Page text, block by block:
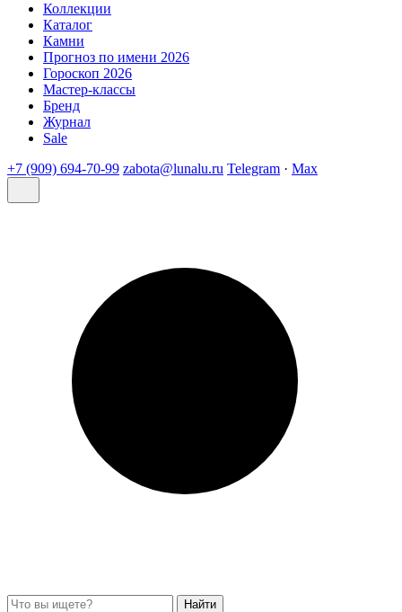
Коллекции
Каталог
Камни
Прогноз по имени 2026
Гороскоп 2026
Мастер-классы
Бренд
Журнал
Sale
+7 (909) 694-70-99 zabota@lunalu.ru Telegram · Max
Найти